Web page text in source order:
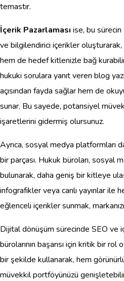
temastır.
İçerik Pazarlaması ise, bu
ve bilgilendirici içerikler
hem de hedef kitlenizle bağ
hukuki sorulara yanıt veren blog
açısından fayda sağlar hem de
sunar. Bu sayede, potansiyel
işaretlerini gidermiş olursunuz.
Ayrıca, sosyal medya platformları
bir parçası. Hukuk büroları, sosyal
bulunarak, daha geniş bir kitleye
infografikler veya canlı yayınlar ile
eğlenceli içerikler sunmak,
Dijital dönüşüm sürecinde SEO ve
bürolarının başarısı için kritik bir
bir şekilde kullanarak, hem
müvekkil portföyünüzü